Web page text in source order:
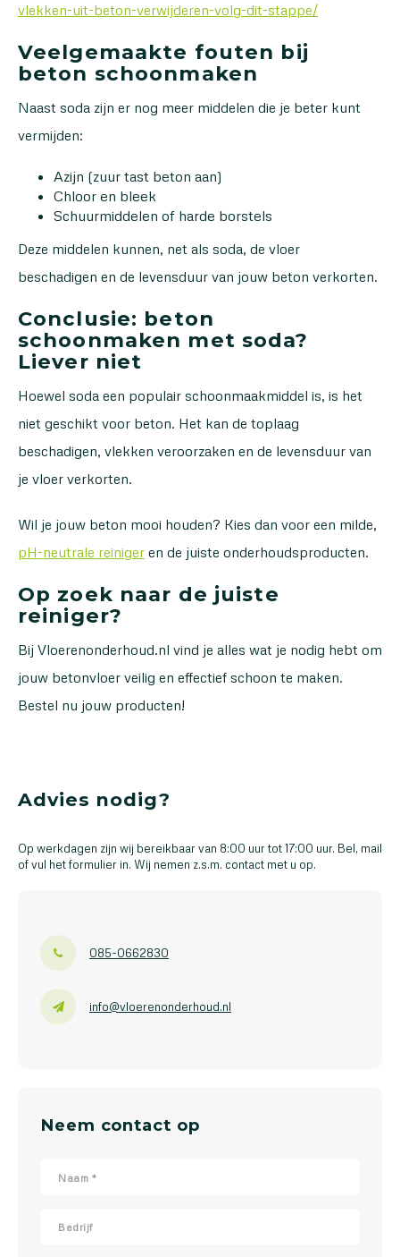
vlekken-uit-beton-verwijderen-volg-dit-stappe/
Veelgemaakte fouten bij
beton schoonmaken
Naast soda zijn er nog meer middelen die je beter kunt
vermijden:
Azijn (zuur tast beton aan)
Chloor en bleek
Schuurmiddelen of harde borstels
Deze middelen kunnen, net als soda, de vloer
beschadigen en de levensduur van jouw beton verkorten.
Conclusie: beton
schoonmaken met soda?
Liever niet
Hoewel soda een populair schoonmaakmiddel is, is het
niet geschikt voor beton. Het kan de toplaag
beschadigen, vlekken veroorzaken en de levensduur van
je vloer verkorten.
Wil je jouw beton mooi houden? Kies dan voor een milde,
pH-neutrale reiniger en de juiste onderhoudsproducten.
Op zoek naar de juiste
reiniger?
Bij Vloerenonderhoud.nl vind je alles wat je nodig hebt om
jouw betonvloer veilig en effectief schoon te maken.
Bestel nu jouw producten!
Neem contact op
Advies nodig?
Op werkdagen zijn wij bereikbaar van 8:00 uur tot 17:00 uur. Bel, mail
of vul het formulier in. Wij nemen z.s.m. contact met u op.
085-0662830
info@vloerenonderhoud.nl